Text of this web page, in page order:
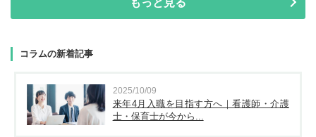
もっと見る
コラムの新着記事
2025/10/09
来年4月入職を目指す方へ｜看護師・介護
士・保育士が今から...